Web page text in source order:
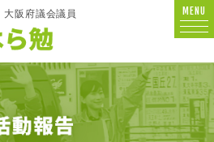
MENU
大阪府議会議員